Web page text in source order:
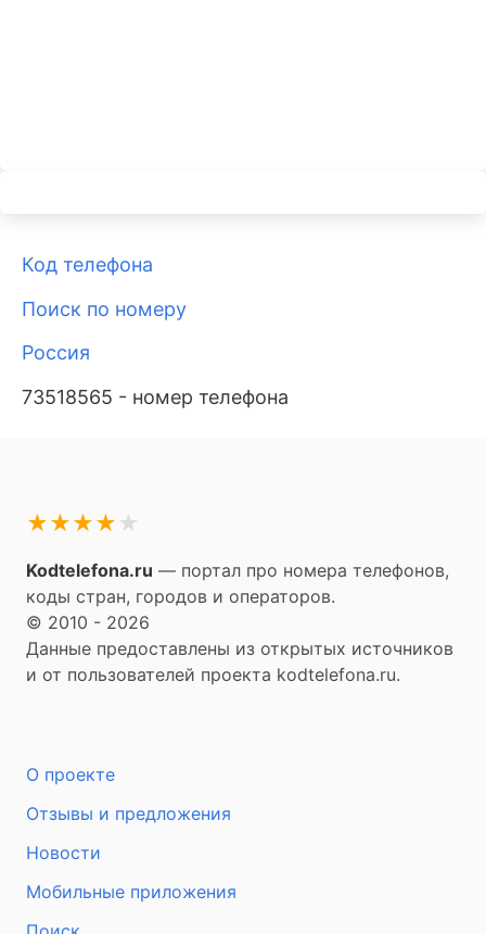
Код телефона
Поиск по номеру
Россия
73518565 - номер телефона
★
★
★
★
★
Kodtelefona.ru — портал про номера телефонов,
коды стран, городов и операторов.
© 2010 - 2026
Данные предоставлены из открытых источников
и от пользователей проекта kodtelefona.ru.
О проекте
Отзывы и предложения
Новости
Мобильные приложения